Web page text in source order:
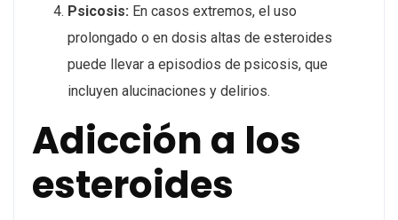
Psicosis: En casos extremos, el uso
prolongado o en dosis altas de esteroides
puede llevar a episodios de psicosis, que
incluyen alucinaciones y delirios.
Adicción a los
esteroides